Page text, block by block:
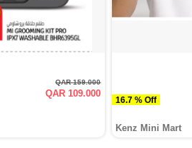
QAR 159.000
QAR 109.000
16.7 % Off
Kenz Mini Mart